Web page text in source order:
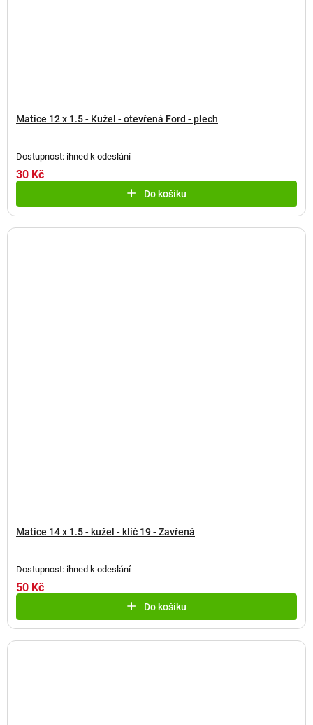
Matice 12 x 1.5 - Kužel - otevřená Ford - plech
Dostupnost: ihned k odeslání
30 Kč
Do košíku
Matice 14 x 1.5 - kužel - klíč 19 - Zavřená
Dostupnost: ihned k odeslání
50 Kč
Do košíku